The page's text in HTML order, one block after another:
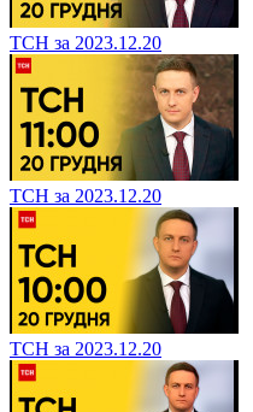
ТСН за 2023.12.20
ТСН за 2023.12.20
ТСН за 2023.12.20